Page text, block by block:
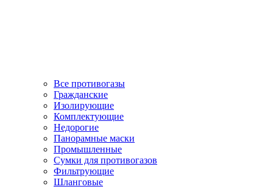
Все противогазы
Гражданские
Изолирующие
Комплектующие
Недорогие
Панорамные маски
Промышленные
Сумки для противогазов
Фильтрующие
Шланговые